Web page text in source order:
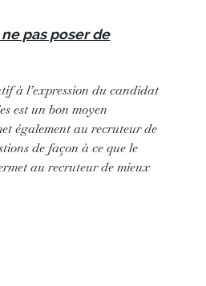
pas poser de
à l’expression du candidat
est un bon moyen
également au recruteur de
de façon à ce que le
au recruteur de mieux